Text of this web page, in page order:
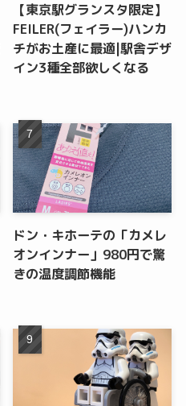
【東京駅グランスタ限定】
FEILER(フェイラー)ハンカ
チがお土産に最適|駅舎デザ
イン3種全部欲しくなる
ドン・キホーテの「カメレ
オンインナー」980円で驚
きの温度調節機能